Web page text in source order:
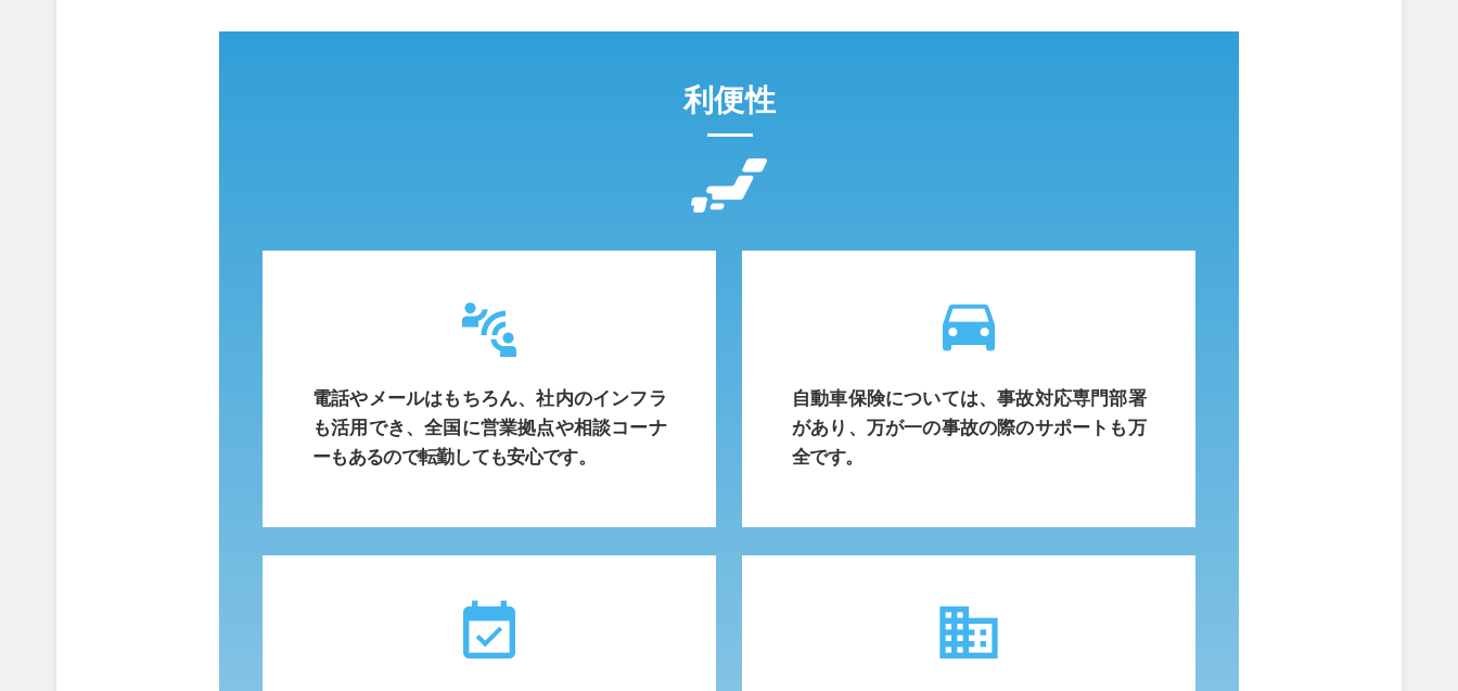
利便性
電話やメールはもちろん、社内のインフラ
も活用でき、全国に営業拠点や相談コーナ
ーもあるので転勤しても安心です。
time_to_leave
自動車保険については、事故対応専門部署
があり、万が一の事故の際のサポートも万
全です。
event_available business